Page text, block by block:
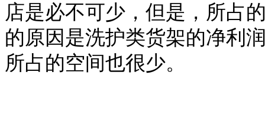
店是必不可少，但是，所占
的原因是洗护类货架的净利
所占的空间也很少。